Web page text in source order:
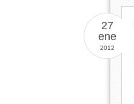
27
ene
2012